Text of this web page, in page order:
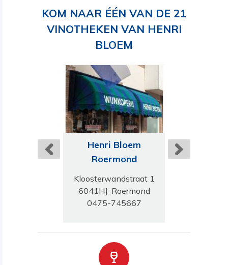
KOM NAAR ÉÉN VAN DE 21
VINOTHEKEN VAN HENRI
BLOEM
Henri Bloem
Roermond
Kloosterwandstraat 1
6041HJ Roermond
0475-745667